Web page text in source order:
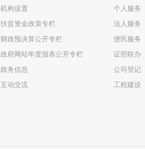
机构设置
扶贫资金政策专栏
财政预决算公开专栏
政府网站年度报表公开专栏
政务信息
互动交流
个人服务
法人服务
便民服务
证照联办
公司登记
工程建设